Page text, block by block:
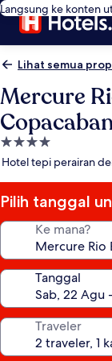
Langsung ke konten
Lihat semua
Mercure
Properti
bintang
Hotel tepi perairan
Pilih tanggal
Ke mana?
Tanggal
Traveler